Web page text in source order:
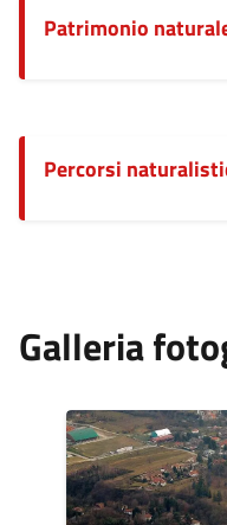
Patrimonio
Percorsi
Galleria